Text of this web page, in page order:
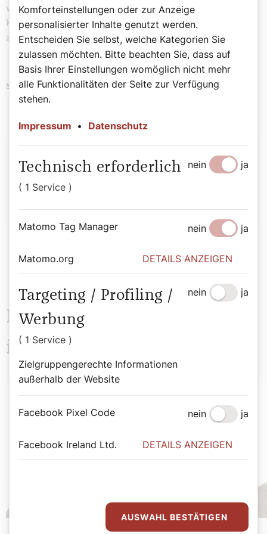
wird unentbehrliches himmlisches Werkzeug – soll
Kraftquelle, Wegweiser, Einheitsstifter werden. Für uns
alle und mit uns allen.
Schlagwörter Papst Politik
Autor:
Das könnte Sie auch
interessieren
Komforteinstellungen oder zur Anzeige
personalisierter Inhalte genutzt werden.
Entscheiden Sie selbst, welche Kategorien Sie
zulassen möchten. Bitte beachten Sie, dass auf
Basis Ihrer Einstellungen womöglich nicht mehr
alle Funktionalitäten der Seite zur Verfügung
stehen.
Impressum • Datenschutz
Technisch erforderlich
( 1 Service )
nein ja
Matomo Tag Manager nein ja
Matomo.org DETAILS ANZEIGEN
Targeting / Profiling /
Werbung
( 1 Service )
Zielgruppengerechte Informationen
außerhalb der Website
nein ja
Facebook Pixel Code nein ja
Facebook Ireland Ltd. DETAILS ANZEIGEN
AUSWAHL BESTÄTIGEN